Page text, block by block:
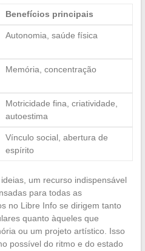
Benefícios principais
Autonomia, saúde física
Memória, concentração
Motricidade fina, criatividade,
autoestima
Vínculo social, abertura de
espírito
um recurso indispensável
para todas as
no Libre Info se dirigem tanto
quanto àqueles que
ou um projeto artístico. Isso
possível do ritmo e do estado